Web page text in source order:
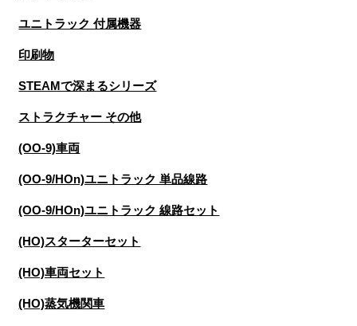
ユニトラック 付属機器
印刷物
STEAMで深まるシリーズ
ストラクチャー その他
(OO-9)車両
(OO-9/HOn)ユニトラック 単品線路
(OO-9/HOn)ユニトラック 線路セット
(HO)スターターセット
(HO)車両セット
(HO)蒸気機関車